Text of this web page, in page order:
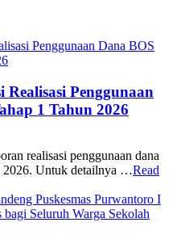
Penggunaan
1 Tahun 2026
realisasi penggunaan dana
2026. Untuk detailnya …Read